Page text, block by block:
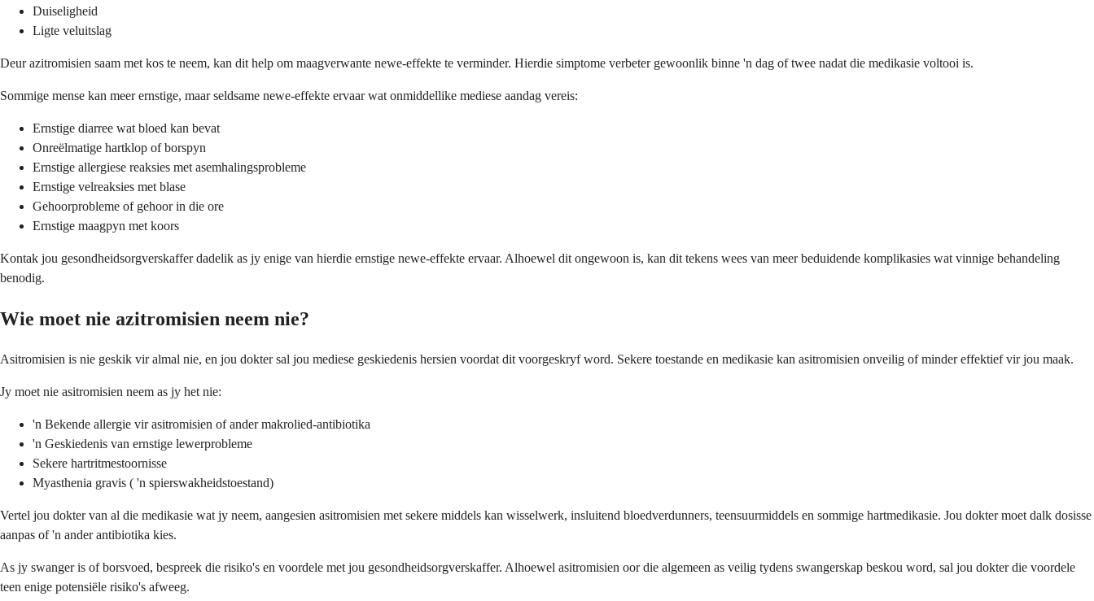
Duiseligheid
Ligte veluitslag
Deur azitromisien saam met kos te neem, kan dit help om maagverwante newe-effekte te verminder. Hierdie simptome verbeter gewoonlik binne 'n dag of twee nadat die medikasie voltooi is.
Sommige mense kan meer ernstige, maar seldsame newe-effekte ervaar wat onmiddellike mediese aandag vereis:
Ernstige diarree wat bloed kan bevat
Onreëlmatige hartklop of borspyn
Ernstige allergiese reaksies met asemhalingsprobleme
Ernstige velreaksies met blase
Gehoorprobleme of gehoor in die ore
Ernstige maagpyn met koors
Kontak jou gesondheidsorgverskaffer dadelik as jy enige van hierdie ernstige newe-effekte ervaar. Alhoewel dit ongewoon is, kan dit tekens wees van meer beduidende komplikasies wat vinnige behandeling
benodig.
Wie moet nie azitromisien neem nie?
Asitromisien is nie geskik vir almal nie, en jou dokter sal jou mediese geskiedenis hersien voordat dit voorgeskryf word. Sekere toestande en medikasie kan asitromisien onveilig of minder effektief vir jou maak.
Jy moet nie asitromisien neem as jy het nie:
'n Bekende allergie vir asitromisien of ander makrolied-antibiotika
'n Geskiedenis van ernstige lewerprobleme
Sekere hartritmestoornisse
Myasthenia gravis ( 'n spierswakheidstoestand)
Vertel jou dokter van al die medikasie wat jy neem, aangesien asitromisien met sekere middels kan wisselwerk, insluitend bloedverdunners, teensuurmiddels en sommige hartmedikasie. Jou dokter moet dalk dosisse
aanpas of 'n ander antibiotika kies.
As jy swanger is of borsvoed, bespreek die risiko's en voordele met jou gesondheidsorgverskaffer. Alhoewel asitromisien oor die algemeen as veilig tydens swangerskap beskou word, sal jou dokter die voordele
teen enige potensiële risiko's afweeg.